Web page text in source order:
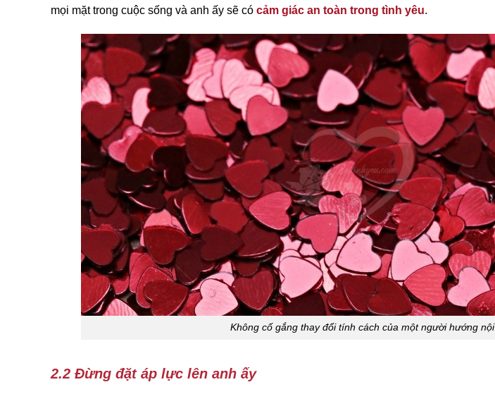
mọi mặt trong cuộc sống và anh ấy sẽ có cảm giác an toàn trong tình yêu.
Không cố gắng thay đổi tính cách của một người hướng nội
2.2 Đừng đặt áp lực lên anh ấy